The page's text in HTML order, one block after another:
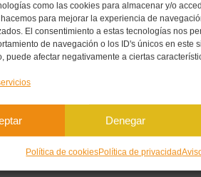
como las cookies para almacenar y/o
para mejorar la experiencia de
El consentimiento a estas tecnologías nos
de navegación o los ID's únicos en este
puede afectar negativamente a ciertas
Denegar
Política de cookiesPolítica de privacidad
y sin rayaduras visibles.
fina capa protegerá los colores y
brillo.
RESINA UV
translúcidos, flores secas
apariencia muy profesional y se
proceso.